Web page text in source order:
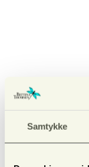
Samtykke